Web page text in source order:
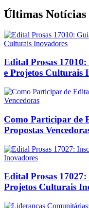
Últimas Notícias
Edital Prosas
e Projetos Culturais
Como Participar de
Propostas
Edital Prosas
Projetos Culturais